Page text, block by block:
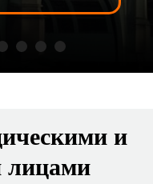
и
лицами